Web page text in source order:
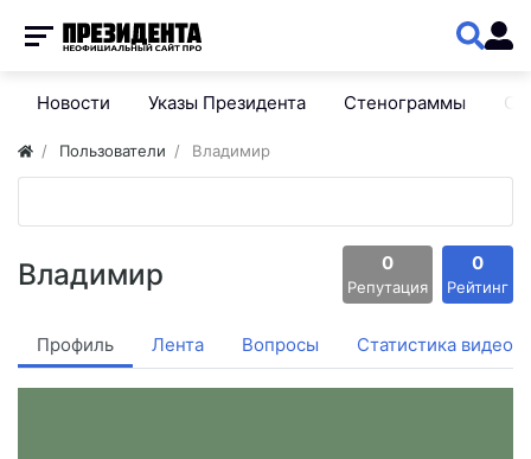
Новости Указы Президента Стенограммы
Пользователи Владимир
Владимир 0
Репутация
0
Рейтинг
Профиль Лента Вопросы Статистика видео